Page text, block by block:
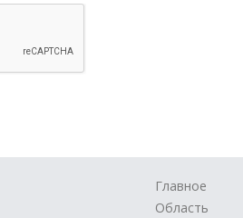
Главное
Область